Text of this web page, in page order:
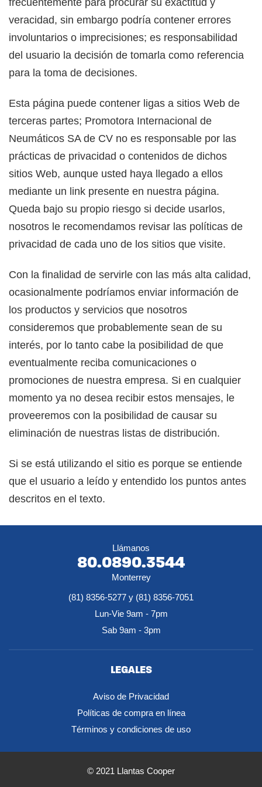
frecuentemente para procurar su exactitud y
veracidad, sin embargo podría contener errores
involuntarios o imprecisiones; es responsabilidad
del usuario la decisión de tomarla como referencia
para la toma de decisiones.
Esta página puede contener ligas a sitios Web de
terceras partes; Promotora Internacional de
Neumáticos SA de CV no es responsable por las
prácticas de privacidad o contenidos de dichos
sitios Web, aunque usted haya llegado a ellos
mediante un link presente en nuestra página.
Queda bajo su propio riesgo si decide usarlos,
nosotros le recomendamos revisar las políticas de
privacidad de cada uno de los sitios que visite.
Con la finalidad de servirle con las más alta calidad,
ocasionalmente podríamos enviar información de
los productos y servicios que nosotros
consideremos que probablemente sean de su
interés, por lo tanto cabe la posibilidad de que
eventualmente reciba comunicaciones o
promociones de nuestra empresa. Si en cualquier
momento ya no desea recibir estos mensajes, le
proveeremos con la posibilidad de causar su
eliminación de nuestras listas de distribución.
Si se está utilizando el sitio es porque se entiende
que el usuario a leído y entendido los puntos antes
descritos en el texto.
Llámanos
80.0890.3544
Monterrey
(81) 8356-5277 y (81) 8356-7051
Lun-Vie 9am - 7pm
Sab 9am - 3pm
LEGALES
Aviso de Privacidad
Políticas de compra en línea
Términos y condiciones de uso
© 2021 Llantas Cooper